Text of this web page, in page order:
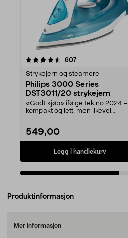
607anmeldelser
Strykejern og steamere
Philips 3000 Series
DST3011/20 strykejern
«Godt kjøp» ifølge tek.no 2024 –
kompakt og lett, men likevel
549,00
Legg i handlekurv
4.0av 5 stjerner
Produktinformasjon
Mer informasjon